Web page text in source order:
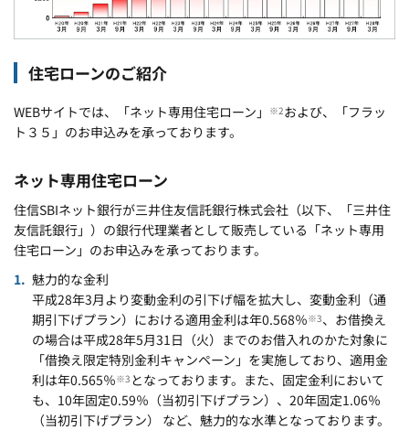
住宅ローンのご紹介
WEBサイトでは、「ネット専用住宅ローン」 ※2および、「フラッ
ト３５」のお申込みを承っております。
ネット専用住宅ローン
住信SBIネット銀行が三井住友信託銀行株式会社（以下、「三井住
友信託銀行」）の銀行代理業者として販売している「ネット専用
住宅ローン」のお申込みを承っております。
魅力的な金利
平成28年3月より変動金利の引下げ幅を拡大し、変動金利（通
期引下げプラン）における適用金利は年0.568％※3、お借換え
の場合は平成28年5月31日（火）までのお借入れのかた対象に
「借換え限定特別金利キャンペーン」を実施しており、適用金
利は年0.565％※3 となっております。また、固定金利において
も、10年固定0.59％（当初引下げプラン）、20年固定1.06％
（当初引下げプラン） など、魅力的な水準となっております。